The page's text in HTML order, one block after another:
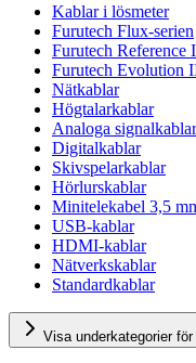
Kablar i lösmeter
Furutech Flux-serien
Furutech Reference
Furutech Evolution
Nätkablar
Högtalarkablar
Analoga signalkablar
Digitalkablar
Skivspelarkablar
Hörlurskablar
Minitelekabel 3,5
USB-kablar
HDMI-kablar
Nätverkskablar
Standardkablar
Visa underkategorier